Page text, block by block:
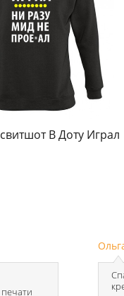
В Доту Играл